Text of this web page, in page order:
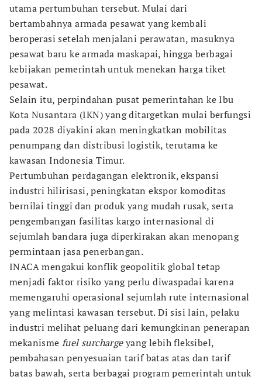
utama pertumbuhan tersebut. Mulai dari
bertambahnya armada pesawat yang kembali
beroperasi setelah menjalani perawatan, masuknya
pesawat baru ke armada maskapai, hingga berbagai
kebijakan pemerintah untuk menekan harga tiket
pesawat.
Selain itu, perpindahan pusat pemerintahan ke Ibu
Kota Nusantara (IKN) yang ditargetkan mulai berfungsi
pada 2028 diyakini akan meningkatkan mobilitas
penumpang dan distribusi logistik, terutama ke
kawasan Indonesia Timur.
Pertumbuhan perdagangan elektronik, ekspansi
industri hilirisasi, peningkatan ekspor komoditas
bernilai tinggi dan produk yang mudah rusak, serta
pengembangan fasilitas kargo internasional di
sejumlah bandara juga diperkirakan akan menopang
permintaan jasa penerbangan.
INACA mengakui konflik geopolitik global tetap
menjadi faktor risiko yang perlu diwaspadai karena
memengaruhi operasional sejumlah rute internasional
yang melintasi kawasan tersebut. Di sisi lain, pelaku
industri melihat peluang dari kemungkinan penerapan
mekanisme fuel surchargeyang lebih fleksibel,
pembahasan penyesuaian tarif batas atas dan tarif
batas bawah, serta berbagai program pemerintah untuk